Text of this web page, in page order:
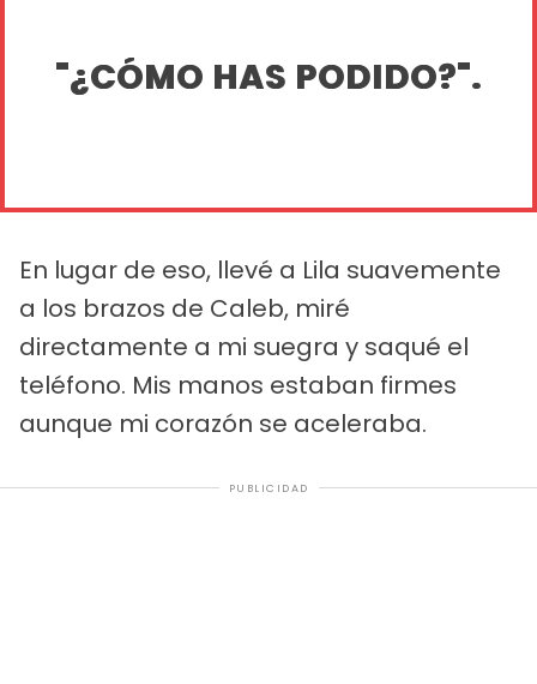
"¿CÓMO HAS PODIDO?".
En lugar de eso, llevé a Lila suavemente
a los brazos de Caleb, miré
directamente a mi suegra y saqué el
teléfono. Mis manos estaban firmes
aunque mi corazón se aceleraba.
PUBLICIDAD